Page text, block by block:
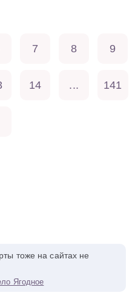
7 8 9
14 ... 141
тоже на сайтах не
Ягодное